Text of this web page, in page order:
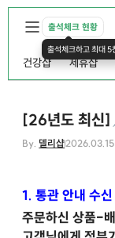
출석체크 현황
출석체크하고 최대 5
건강샵 제휴샵
[26년도 최신]
By. 델리샵2026.03.15
1. 통관 안내 수신
주문하신 상품-